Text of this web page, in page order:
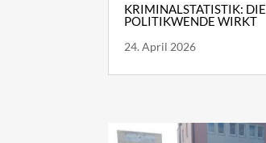
KRIMINALSTATISTIK: DIE
POLITIKWENDE WIRKT
24. April 2026